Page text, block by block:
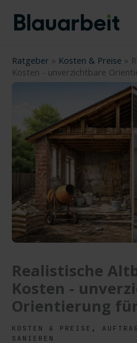
Inhalt
springen
Ratgeber » Kosten & Preise »
Kosten - unverzichtbare
Realistische
Kosten -
Orientierung
KOSTEN & PREISE ,
SANIEREN